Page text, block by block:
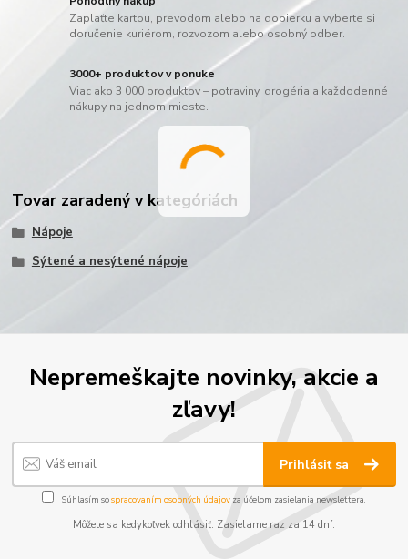
Zaplaťte kartou, prevodom alebo na dobierku a vyberte si
doručenie kuriérom, rozvozom alebo osobný odber.
3000+ produktov v ponuke
Viac ako 3 000 produktov – potraviny, drogéria a každodenné
nákupy na jednom mieste.
Tovar zaradený v kategóriách
Nápoje
Sýtené a nesýtené nápoje
Nepremeškajte novinky, akcie a
zľavy!
Prihlásiť sa
Súhlasím sospracovaním osobných údajov za účelom zasielania newslettera.
Môžete sa kedykoľvek odhlásiť. Zasielame raz za 14 dní.